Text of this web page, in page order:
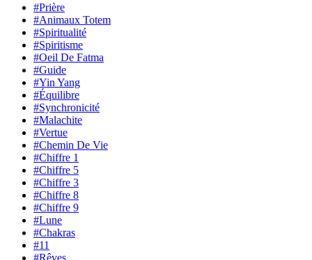
#Prière
#Animaux Totem
#Spiritualité
#Spiritisme
#Oeil De Fatma
#Guide
#Yin Yang
#Équilibre
#Synchronicité
#Malachite
#Vertue
#Chemin De Vie
#Chiffre 1
#Chiffre 5
#Chiffre 3
#Chiffre 8
#Chiffre 9
#Lune
#Chakras
#11
#Rêves